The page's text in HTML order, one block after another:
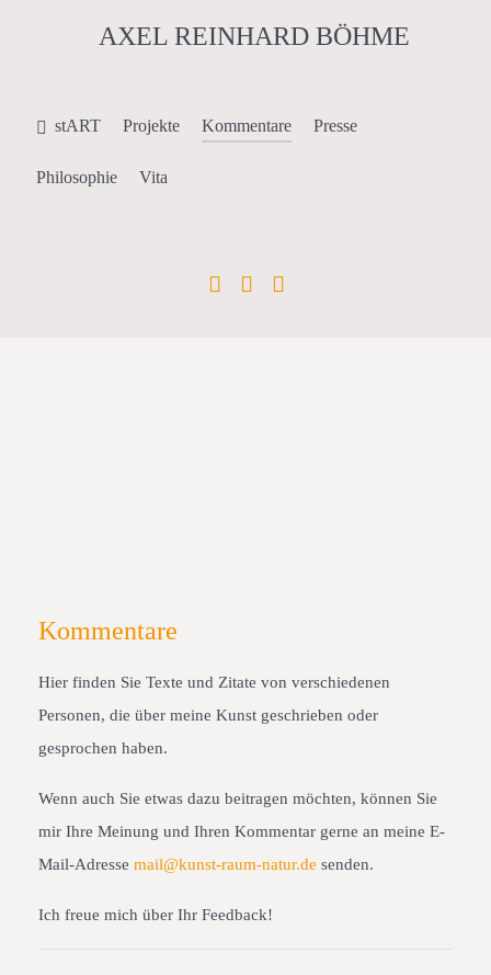
AXEL REINHARD BÖHME
stART Projekte Kommentare Presse
Philosophie Vita
Kommentare
Hier finden Sie Texte und Zitate von verschiedenen
Personen, die über meine Kunst geschrieben oder
gesprochen haben.
Wenn auch Sie etwas dazu beitragen möchten, können Sie
mir Ihre Meinung und Ihren Kommentar gerne an meine E-
Mail-Adresse mail@kunst-raum-natur.de senden.
Ich freue mich über Ihr Feedback!